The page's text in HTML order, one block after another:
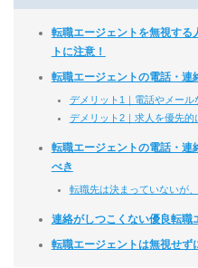
転職エージェントを無視す
トに注意！
転職エージェントの電話・連
デメリット1｜電話やメー
デメリット2｜求人を優先的
転職エージェントの電話・連
べき
転職先は決まっていないが
連絡がしつこくない優良転職
転職エージェントは無視せず